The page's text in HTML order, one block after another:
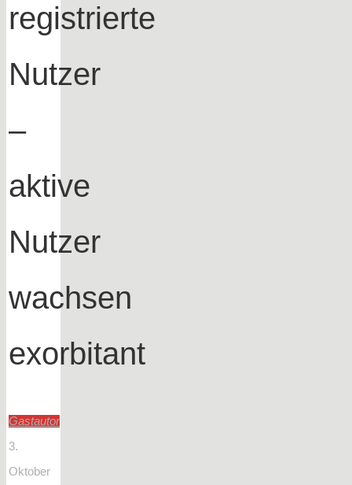
registrierte
Nutzer
–
aktive
Nutzer
wachsen
exorbitant
Gastautor
3.
Oktober